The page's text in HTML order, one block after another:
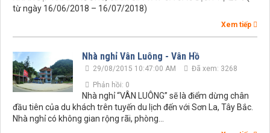
từ ngày 16/06/2018 – 16/07/2018)
Xem tiếp
Nhà nghỉ Vân Luông - Vân Hồ
29/08/2015 10:47:00 AM
Đã xem: 3268
Phản hồi: 0
Nhà nghỉ “VÂN LUÔNG” sẽ là điểm dừng chân
đầu tiên của du khách trên tuyến du lịch đến với Sơn La, Tây Bắc.
Nhà nghỉ có không gian rộng rãi, phòng...